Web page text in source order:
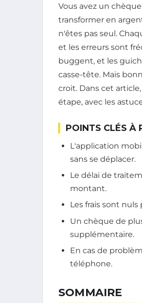
Vous avez un
transformer en
n'êtes pas seul.
et les erreurs sont
buggent, et les
casse-tête. Mais
croit. Dans cet
étape, avec les
POINTS CLÉS À
L'application
sans se déplacer.
Le délai de
montant.
Les frais sont
Un chèque de
supplémentaire.
En cas de
téléphone.
SOMMAIRE